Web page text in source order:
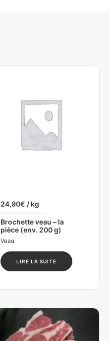
24,90€ / kg
Brochette veau – la
pièce (env. 200 g)
Veau
LIRE LA SUITE